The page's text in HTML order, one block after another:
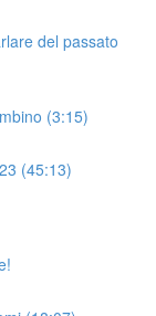
del passato
(3:15)
(45:13)